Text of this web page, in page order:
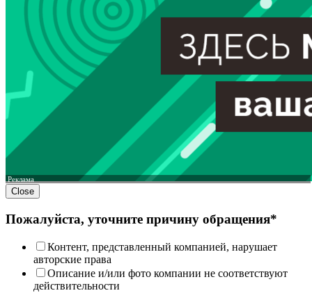
Реклама
Close
Пожалуйста, уточните причину обращения*
Контент, представленный компанией, нарушает
авторские права
Описание и/или фото компании не соответствуют
действительности